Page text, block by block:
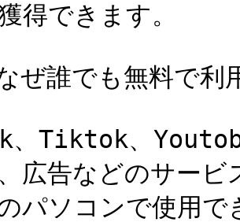
得できます。
ぜ誰でも無料で利
、Tiktok、
広告などのサー
パソコンで使用